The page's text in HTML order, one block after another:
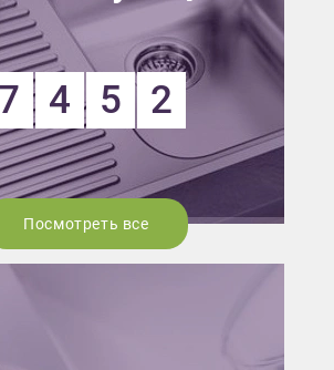
7 4 5 2
Посмотреть все